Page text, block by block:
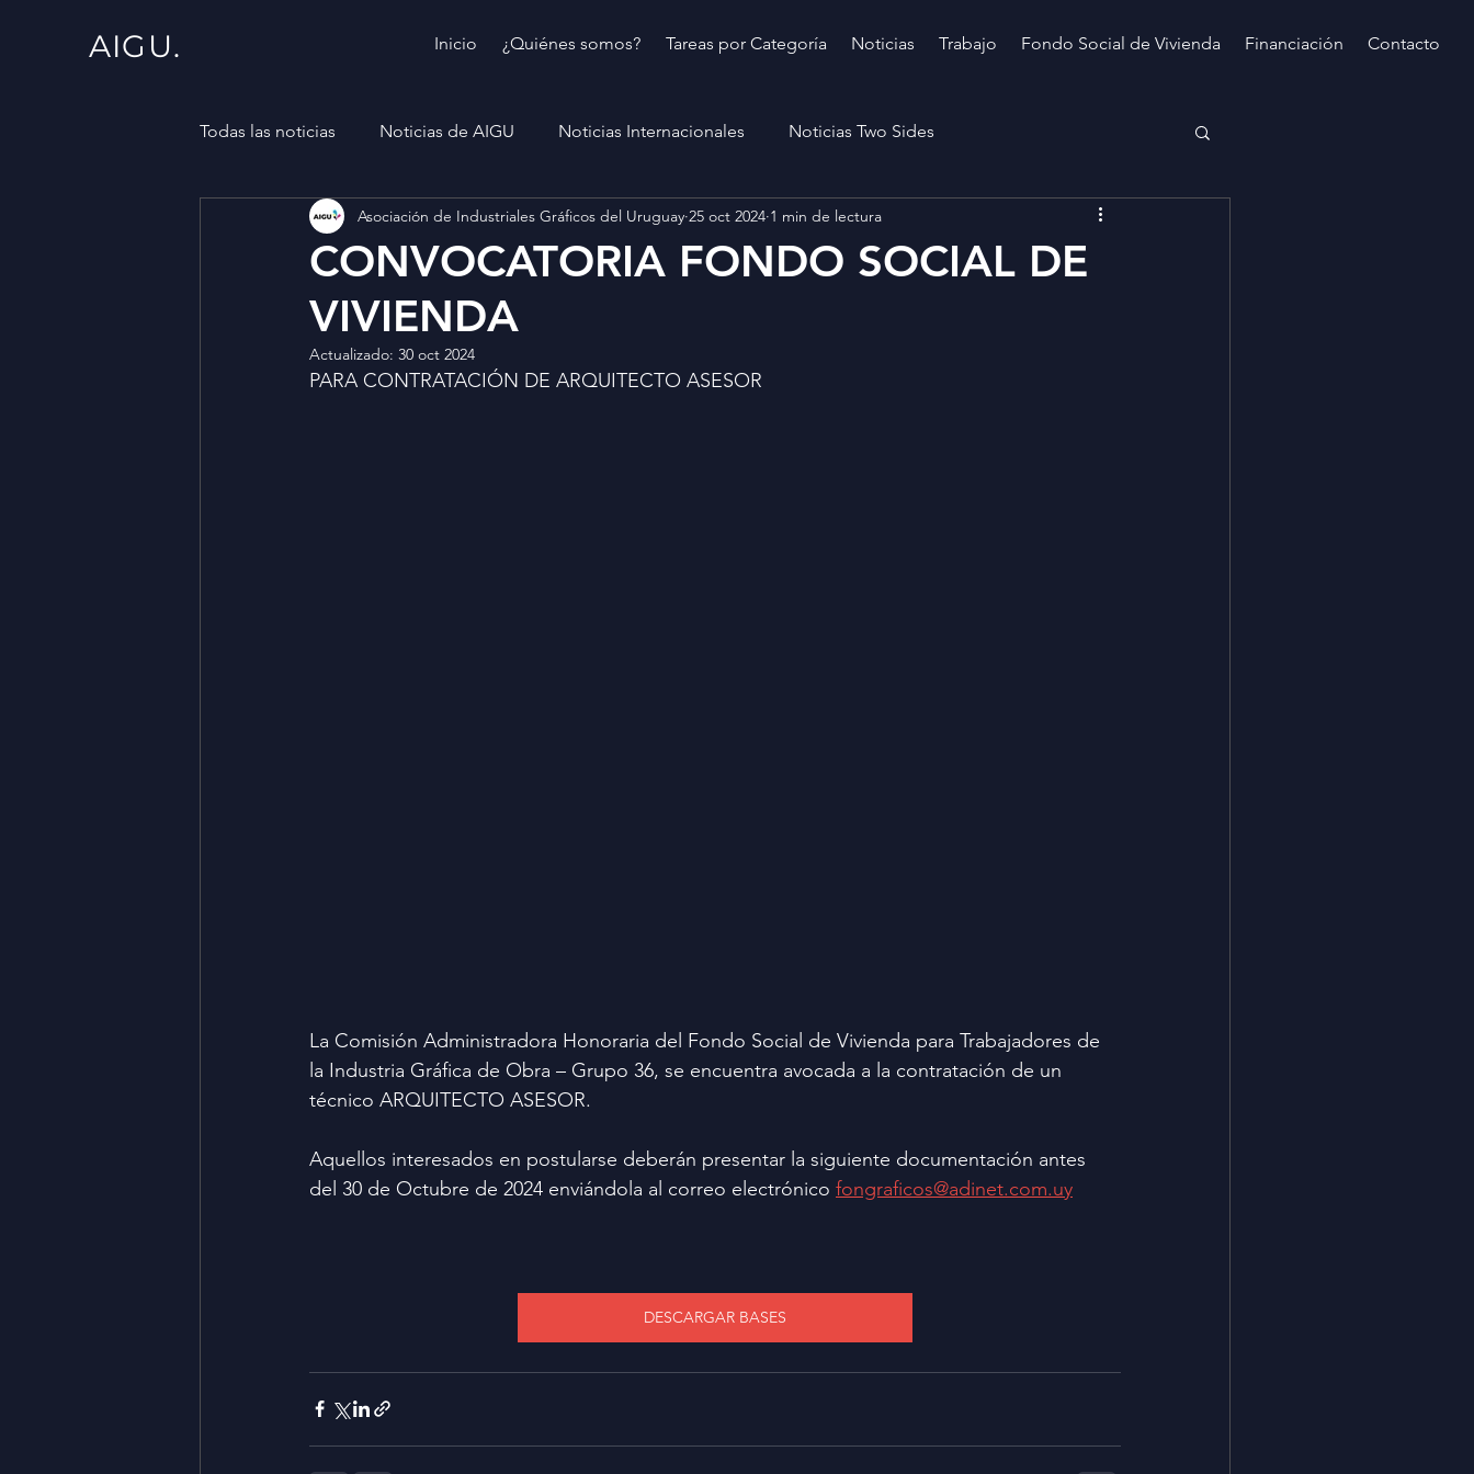
AIGU. Inicio ¿Quiénes somos? Tareas por Categoría Noticias Trabajo Fondo Social de Vivienda Financiación Contacto
Todas las noticias Noticias de AIGU Noticias Internacionales Noticias Two Sides
CONVOCATORIA FONDO SOCIAL DE
VIVIENDA
Asociación de Industriales Gráficos del Uruguay 25 oct 2024 1 min de lectura
Actualizado: 30 oct 2024
PARA CONTRATACIÓN DE ARQUITECTO ASESOR
La Comisión Administradora Honoraria del Fondo Social de Vivienda para Trabajadores de
la Industria Gráfica de Obra – Grupo 36, se encuentra avocada a la contratación de un
técnico ARQUITECTO ASESOR.
Aquellos interesados en postularse deberán presentar la siguiente documentación antes
del 30 de Octubre de 2024 enviándola al correo electrónico fongraficos@adinet.com.uy
DESCARGAR BASES